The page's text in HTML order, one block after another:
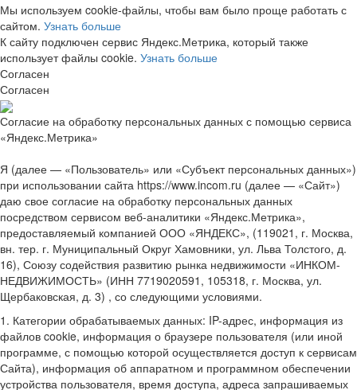
Мы используем cookie-файлы, чтобы вам было проще работать с
сайтом. Узнать больше
К сайту подключен сервис Яндекс.Метрика, который также
использует файлы cookie. Узнать больше
Согласен
Согласен
Согласие на обработку персональных данных с помощью сервиса
«Яндекс.Метрика»
Я (далее — «Пользователь» или «Субъект персональных данных»)
при использовании сайта https://www.incom.ru (далее — «Сайт»)
даю свое согласие на обработку персональных данных
посредством сервисом веб-аналитики «Яндекс.Метрика»,
предоставляемый компанией ООО «ЯНДЕКС», (119021, г. Москва,
вн. тер. г. Муниципальный Округ Хамовники, ул. Льва Толстого, д.
16), Союзу содействия развитию рынка недвижимости «ИНКОМ-
НЕДВИЖИМОСТЬ» (ИНН 7719020591, 105318, г. Москва, ул.
Щербаковская, д. 3) , со следующими условиями.
1. Категории обрабатываемых данных: IP-адрес, информация из
файлов cookie, информация о браузере пользователя (или иной
программе, с помощью которой осуществляется доступ к сервисам
Сайта), информация об аппаратном и программном обеспечении
устройства пользователя, время доступа, адреса запрашиваемых